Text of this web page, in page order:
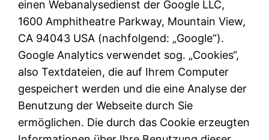
einen Webanalysedienst der Google LLC,
1600 Amphitheatre Parkway, Mountain View,
CA 94043 USA (nachfolgend: „Google“).
Google Analytics verwendet sog. „Cookies“,
also Textdateien, die auf Ihrem Computer
gespeichert werden und die eine Analyse der
Benutzung der Webseite durch Sie
ermöglichen. Die durch das Cookie erzeugten